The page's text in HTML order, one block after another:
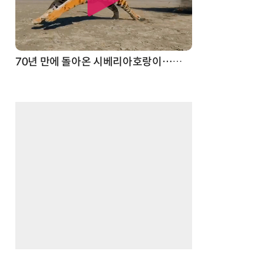
70년 만에 돌아온 시베리아호랑이…카자흐스탄 야생에 풀렸다